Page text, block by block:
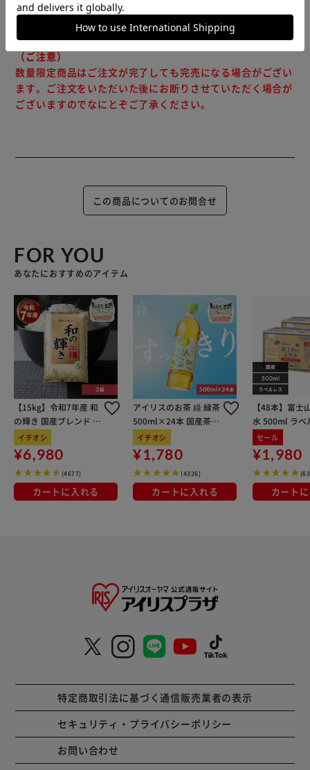
◇ひっくり返さず排水
ベビーバスを少し持ち上げて、止水栓から下へ排水します。
◇ひっかけフック付き
洗った後、風通しのよい場所にひっかけて乾かせます。
予めご了承くださいますようお願いいたします。
商品はアイリスプラザがセレクトしたオススメ商品です。
（ご注意）
数量限定商品はご注文が完了しても完売になる場合がござい
ます。ご注文をいただいた後にお断りさせていただく場合が
ございますのでなにとぞご了承ください。
この商品についてのお問合せ
FOR YOU
あなたにおすすめのアイテム
【15kg】令和7年産 和
の輝き 国産ブレンド 5
kg×3袋
イチオシ
¥6,980
(4677)
カートに入れる
アイリスのお茶 綠 緑茶
500ml×24本 国産茶葉
100％使用
イチオシ
¥1,780
(4326)
カートに入れる
【48本】富士
水 500ml ラベ
セール
¥1,980
カート
特定商取引法に基づく通信販売業者の表示
セキュリティ・プライバシーポリシー
お問い合わせ